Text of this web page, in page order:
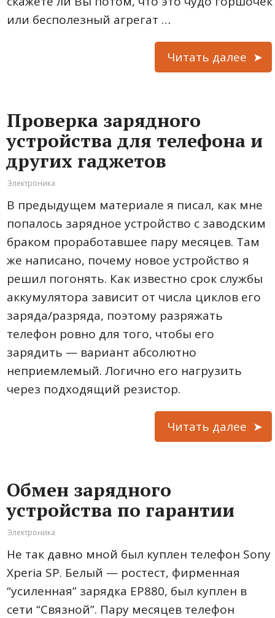
или бесполезный агрегат …
Читать далее
Проверка зарядного
устройства для телефона и
других гаджетов
Электроника
В предыдущем материале я писал, как мне
попалось зарядное устройство с заводским
браком проработавшее пару месяцев. Там
же написано, почему новое устройство я
решил погонять. Как известно срок службы
аккумулятора зависит от числа циклов его
заряда/разряда, поэтому разряжать
телефон ровно для того, чтобы его
зарядить — вариант абсолютно
неприемлемый. Логично его нагрузить
через подходящий резистор.
Читать далее
Обмен зарядного
устройства по гарантии
Электроника
Не так давно мной был куплен телефон Sony
Xperia SP. Белый — ростест, фирменная
“усиленная” зарядка ЕР880, был куплен в
сети “Связной”. Пару месяцев телефон